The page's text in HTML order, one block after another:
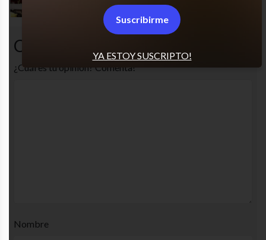
Comentarios
¿Cuál es tu opinión? Comenta!
Nombre
YA ESTOY SUSCRIPTO!
Suscribirme